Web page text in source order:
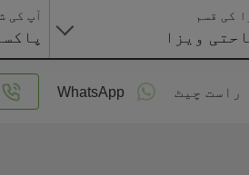
کی قسم
ویزا
آپ کی
راست چیٹ WhatsApp